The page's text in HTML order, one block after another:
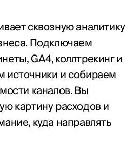
сквозную аналитику
Подключаем
GA4, коллтрекинг и
источники и собираем
каналов. Вы
картину расходов и
куда направлять